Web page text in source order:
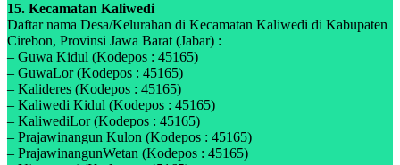
15. Kecamatan Kaliwedi
Daftar nama Desa/Kelurahan di Kecamatan Kaliwedi di Kabupaten
Cirebon, Provinsi Jawa Barat (Jabar) :
– Guwa Kidul (Kodepos : 45165)
– GuwaLor (Kodepos : 45165)
– Kalideres (Kodepos : 45165)
– Kaliwedi Kidul (Kodepos : 45165)
– KaliwediLor (Kodepos : 45165)
– Prajawinangun Kulon (Kodepos : 45165)
– PrajawinangunWetan (Kodepos : 45165)